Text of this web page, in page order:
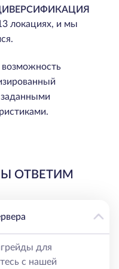
локациях, и мы
ОТВЕТИМ
для
с нашей